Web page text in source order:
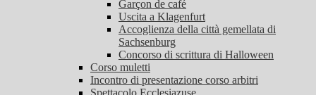
Garçon de café
Uscita a Klagenfurt
Accoglienza della città gemellata di
Sachsenburg
Concorso di scrittura di Halloween
Corso muletti
Incontro di presentazione corso arbitri